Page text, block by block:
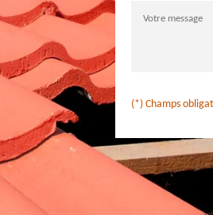
(*) Champs